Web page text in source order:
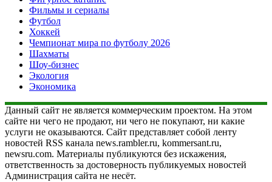
Фильмы и сериалы
Футбол
Хоккей
Чемпионат мира по футболу 2026
Шахматы
Шоу-бизнес
Экология
Экономика
Данный сайт не является коммерческим проектом. На этом
сайте ни чего не продают, ни чего не покупают, ни какие
услуги не оказываются. Сайт представляет собой ленту
новостей RSS канала news.rambler.ru, kommersant.ru,
newsru.com. Материалы публикуются без искажения,
ответственность за достоверность публикуемых новостей
Администрация сайта не несёт.